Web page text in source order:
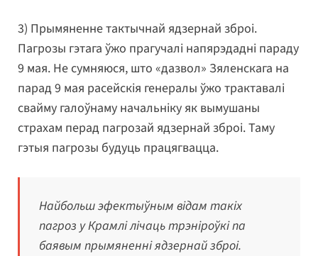
3) Прымяненне тактычнай ядзернай зброі.
Пагрозы гэтага ўжо прагучалі напярэдадні параду
9 мая. Не сумняюся, што «дазвол» Зяленскага на
парад 9 мая расейскія генералы ўжо трактавалі
свайму галоўнаму начальніку як вымушаны
страхам перад пагрозай ядзернай зброі. Таму
гэтыя пагрозы будуць працягвацца.
Найбольш эфектыўным відам такіх
пагроз у Крамлі лічаць трэніроўкі па
баявым прымяненні ядзернай зброі.